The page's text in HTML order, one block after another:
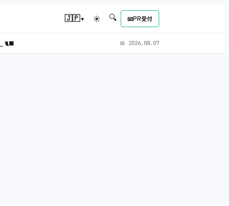
🇯🇵▾ ☀ 🔍 📧PR受付
🐈‍⬛ 📅 2026.08.07